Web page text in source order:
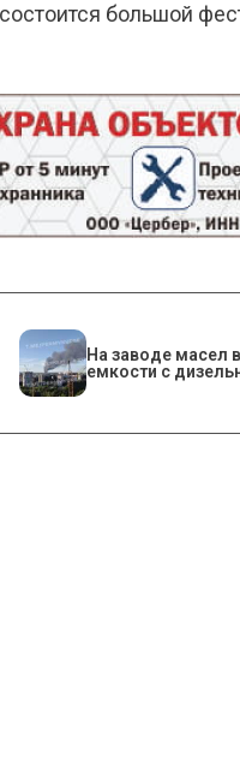
большой
На заводе масел
емкости с